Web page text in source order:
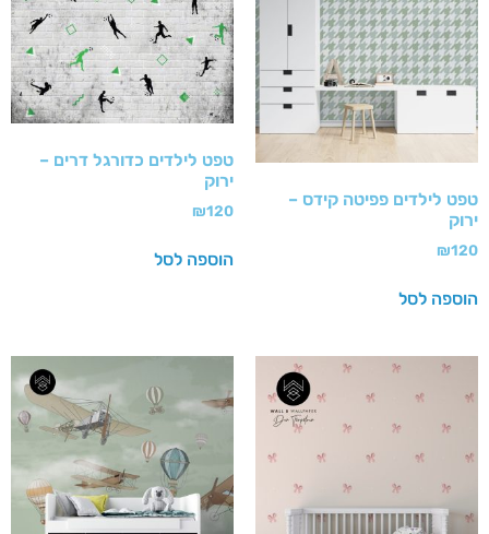
טפט לילדים פפיטה קידס –
ירוק
₪120
הוספה לסל
טפט לילדים כדורגל דרים –
ירוק
₪120
הוספה לסל